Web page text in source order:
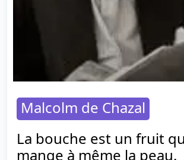
Malcolm de Chazal
La bouche est un fruit
mange à même la peau.